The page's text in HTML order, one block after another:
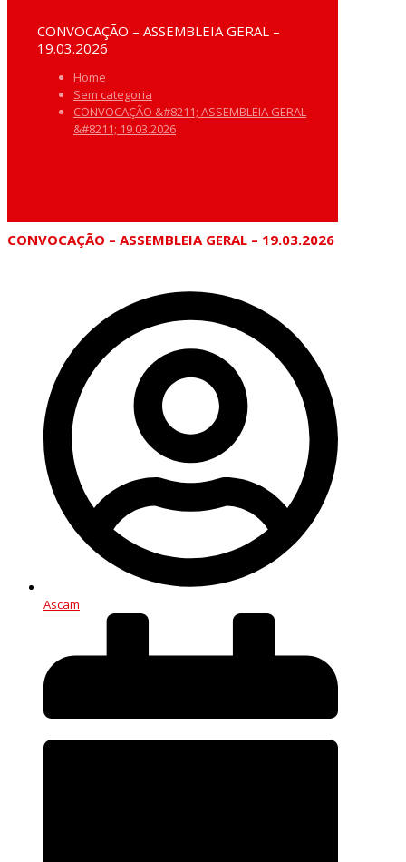
CONVOCAÇÃO – ASSEMBLEIA GERAL –
19.03.2026
Home
Sem categoria
CONVOCAÇÃO &#8211; ASSEMBLEIA GERAL
&#8211; 19.03.2026
CONVOCAÇÃO – ASSEMBLEIA GERAL – 19.03.2026
Ascam